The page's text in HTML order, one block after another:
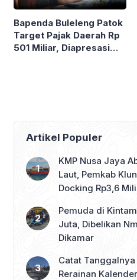
Bapenda Buleleng Patok
Target Pajak Daerah Rp
501 Miliar, Diapresasi
Artikel Populer
KMP Nusa Jaya
Laut, Pemkab
Docking Rp3,6
Pemuda di
Juta, Dibelikan
Dikamar
Catat
Rerainan